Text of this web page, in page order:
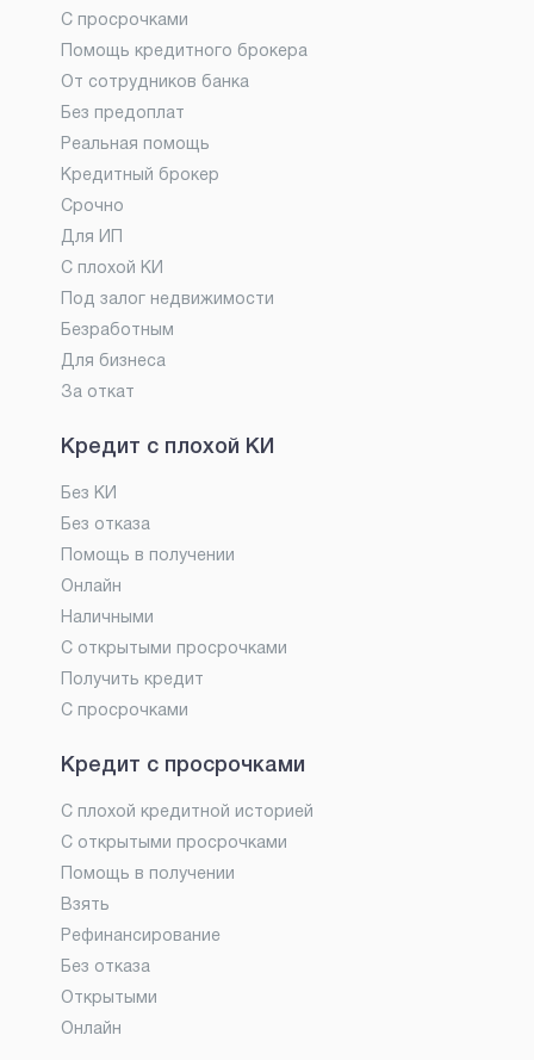
С просрочками
Помощь кредитного брокера
От сотрудников банка
Без предоплат
Реальная помощь
Кредитный брокер
Срочно
Для ИП
С плохой КИ
Под залог недвижимости
Безработным
Для бизнеса
За откат
Кредит с плохой КИ
Без КИ
Без отказа
Помощь в получении
Онлайн
Наличными
С открытыми просрочками
Получить кредит
С просрочками
Кредит с просрочками
С плохой кредитной историей
С открытыми просрочками
Помощь в получении
Взять
Рефинансирование
Без отказа
Открытыми
Онлайн